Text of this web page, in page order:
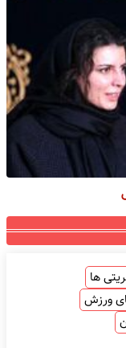
ها
ورزش